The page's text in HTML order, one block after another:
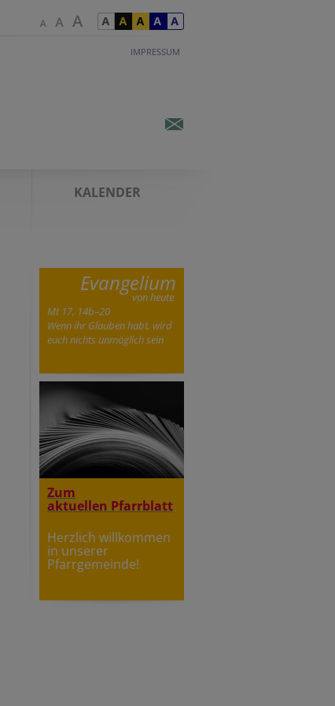
IMPRESSUM
KALENDER
Evangelium
von heute
Mt 17, 14b–20
Wenn ihr Glauben habt, wird
euch nichts unmöglich sein
Zum
aktuellen Pfarrblatt
Herzlich willkommen
in unserer
Pfarrgemeinde!